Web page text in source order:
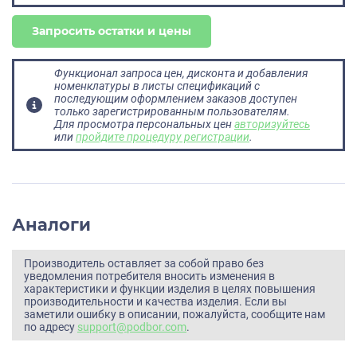
Запросить остатки и цены
Функционал запроса цен, дисконта и добавления
номенклатуры в листы спецификаций с
последующим оформлением заказов доступен
только зарегистрированным пользователям.
Для просмотра персональных ценавторизуйтесь
илипройдите процедуру регистрации.
Аналоги
Производитель оставляет за собой право без
уведомления потребителя вносить изменения в
характеристики и функции изделия в целях повышения
производительности и качества изделия. Если вы
заметили ошибку в описании, пожалуйста, сообщите нам
по адресу support@podbor.com.